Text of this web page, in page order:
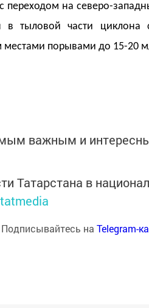
на северо-
тыловой части циклона
местами порывами до 15-20
важным и
Татарстана в
Подписывайтесь на Telegram-